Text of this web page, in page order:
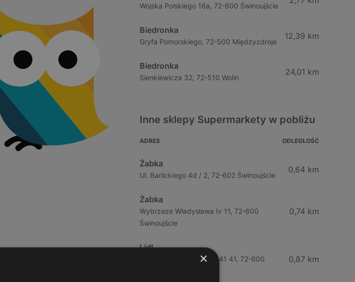
Wojska Polskiego 16a, 72-600 Świnoujście
Biedronka
Gryfa Pomorskiego, 72-500 Międzyzdroje
12,39 km
Biedronka
Sienkiewicza 32, 72-510 Wolin
24,01 km
Inne sklepy Supermarkety w pobliżu
ADRES ODLEGŁOŚĆ
Żabka
Ul. Barlickiego 4d / 2, 72-602 Świnoujście
0,64 km
Żabka
Wybrzeze Władysława Iv 11, 72-600
Świnoujście
0,74 km
Lidl
Ul. Bohaterów Września 41 41, 72-600
0,87 km
×